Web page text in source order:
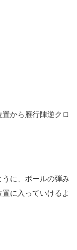
から雁行陣逆クロ
に、ボールの弾み
に入っていけるよ